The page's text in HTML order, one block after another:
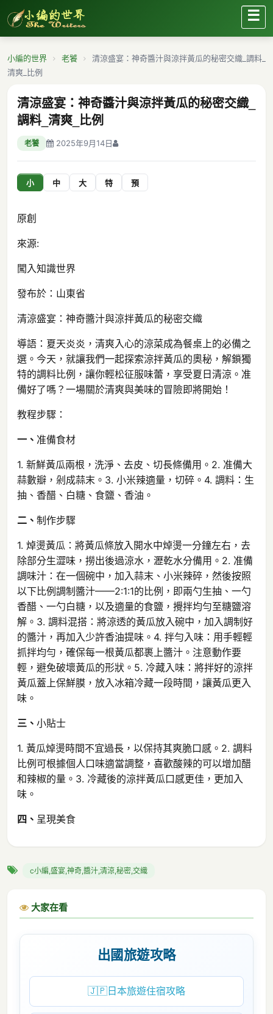
☰
小編的世界 老饕
清涼盛宴：神奇醬汁與涼拌黃瓜的秘密交織_調料_
清爽_比例
清涼盛宴：神奇醬汁與涼拌黃瓜的秘密交織_
調料_清爽_比例
老饕 2025年9月14日
小 中 大 特 預
原創
來源:
闖入知識世界
發布於：山東省
清涼盛宴：神奇醬汁與涼拌黃瓜的秘密交織
導語：夏天炎炎，清爽入心的涼菜成為餐桌上的必備之
選。今天，就讓我們一起探索涼拌黃瓜的奧秘，解鎖獨
特的調料比例，讓你輕松征服味蕾，享受夏日清涼。准
備好了嗎？一場關於清爽與美味的冒險即將開始！
教程步驟：
一、 准備食材
1. 新鮮黃瓜兩根，洗淨、去皮、切長條備用。2. 准備大
蒜數瓣，剁成蒜末。3. 小米辣適量，切碎。4. 調料：生
抽、香醋、白糖、食鹽、香油。
二、 制作步驟
1. 焯燙黃瓜：將黃瓜條放入開水中焯燙一分鐘左右，去
除部分生澀味，撈出後過涼水，瀝乾水分備用。2. 准備
調味汁：在一個碗中，加入蒜末、小米辣碎，然後按照
以下比例調制醬汁——2:1:1的比例，即兩勺生抽、一勺
香醋、一勺白糖，以及適量的食鹽，攪拌均勻至糖鹽溶
解。3. 調料混搭：將涼透的黃瓜放入碗中，加入調制好
的醬汁，再加入少許香油提味。4. 拌勻入味：用手輕輕
抓拌均勻，確保每一根黃瓜都裹上醬汁。注意動作要
輕，避免破壞黃瓜的形狀。5. 冷藏入味：將拌好的涼拌
黃瓜蓋上保鮮膜，放入冰箱冷藏一段時間，讓黃瓜更入
味。
三、 小貼士
1. 黃瓜焯燙時間不宜過長，以保持其爽脆口感。2. 調料
比例可根據個人口味適當調整，喜歡酸辣的可以增加醋
和辣椒的量。3. 冷藏後的涼拌黃瓜口感更佳，更加入
味。
四、 呈現美食
c小編,盛宴,神奇,醬汁,清涼,秘密,交織
大家在看
出國旅遊攻略
🇯🇵 日本旅遊住宿攻略